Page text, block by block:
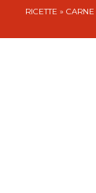
RICETTE » CARNE